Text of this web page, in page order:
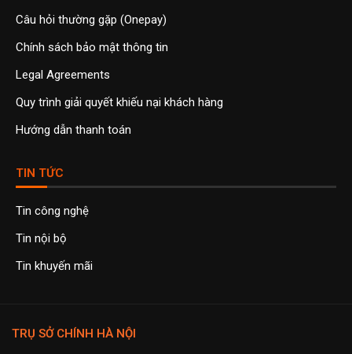
Câu hỏi thường gặp (Onepay)
Chính sách bảo mật thông tin
Legal Agreements
Quy trình giải quyết khiếu nại khách hàng
Hướng dẫn thanh toán
TIN TỨC
Tin công nghệ
Tin nội bộ
Tin khuyến mãi
TRỤ SỞ CHÍNH HÀ NỘI